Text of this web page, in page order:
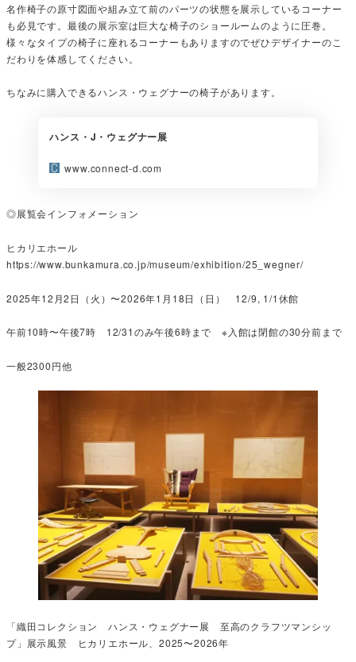
名作椅子の原寸図面や組み立て前のパーツの状態を展示しているコーナー
も必見です。最後の展示室は巨大な椅子のショールームのように圧巻。
様々なタイプの椅子に座れるコーナーもありますのでぜひデザイナーのこ
だわりを体感してください。
ちなみに購入できるハンス・ウェグナーの椅子があります。
ハンス・J・ウェグナー展
www.connect-d.com
◎展覧会インフォメーション
ヒカリエホール
https://www.bunkamura.co.jp/museum/exhibition/25_wegner/
2025年12月2日（火）〜2026年1月18日（日） 12/9, 1/1休館
午前10時〜午後7時 12/31のみ午後6時まで ※入館は閉館の30分前まで
一般2300円他
「織田コレクション ハンス・ウェグナー展 至高のクラフツマンシッ
プ」展示風景 ヒカリエホール、2025〜2026年